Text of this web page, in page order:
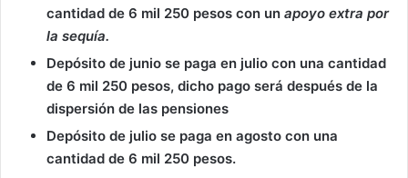
cantidad de 6 mil 250 pesos con un apoyo extra por
la sequía.
Depósito de junio se paga en julio con una cantidad
de 6 mil 250 pesos, dicho pago será después de la
dispersión de las pensiones
Depósito de julio se paga en agosto con una
cantidad de 6 mil 250 pesos.